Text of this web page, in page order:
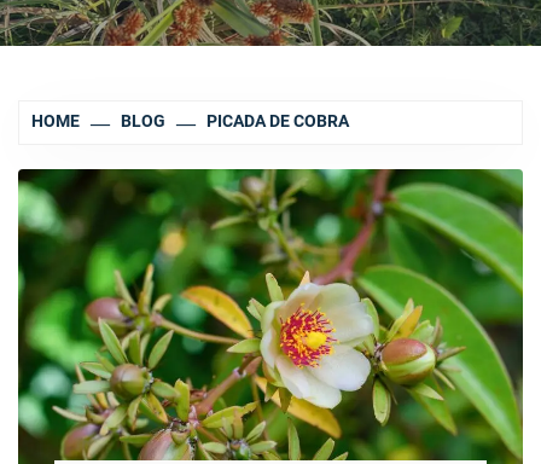
HOME BLOG PICADA DE COBRA